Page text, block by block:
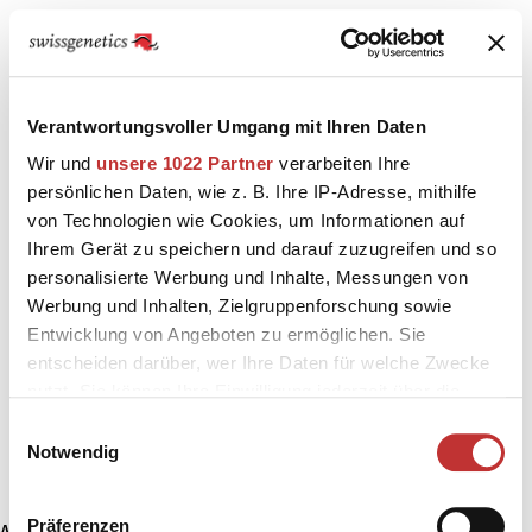
Verantwortungsvoller Umgang mit Ihren Daten
Wir und unsere 1022 Partner verarbeiten Ihre
persönlichen Daten, wie z. B. Ihre IP-Adresse, mithilfe
von Technologien wie Cookies, um Informationen auf
Ihrem Gerät zu speichern und darauf zuzugreifen und so
personalisierte Werbung und Inhalte, Messungen von
Werbung und Inhalten, Zielgruppenforschung sowie
Entwicklung von Angeboten zu ermöglichen. Sie
entscheiden darüber, wer Ihre Daten für welche Zwecke
Trigger Symbol ändern oder widerrufen
Notwendig
Präferenzen